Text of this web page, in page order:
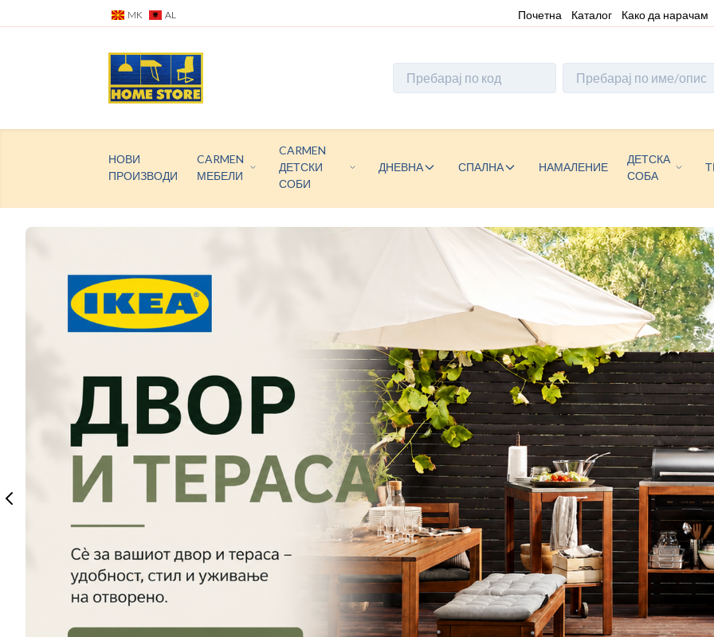
MK AL Почетна Каталог Како да нарачам
НОВИ
ПРОИЗВОДИ
CARMEN
МЕБЕЛИ
CARMEN
ДЕТСКИ
СОБИ
ДНЕВНА СПАЛНА НАМАЛЕНИЕ
ДЕТСКА
СОБА